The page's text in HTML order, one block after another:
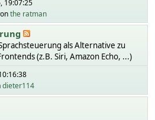
19:07:25
the ratman
als Alternative zu
(z.B. Siri, Amazon Echo, ...)
dieter114